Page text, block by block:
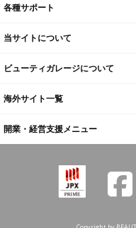
各種サポート
当サイトについて
ビューティガレージについて
海外サイト一覧
開業・経営支援メニュー